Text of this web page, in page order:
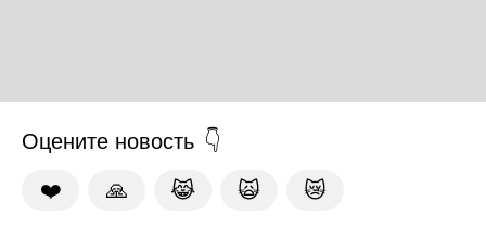
Оцените новость
❤️ 🙏 😹 🙀 😿